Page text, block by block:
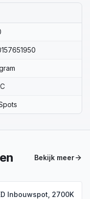
Bekijk meer
Inbouwspot, 2700K